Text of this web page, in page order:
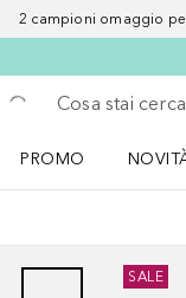
2 campioni omaggio
Torna indietro
Esegui ricerca
PROMO
SALE